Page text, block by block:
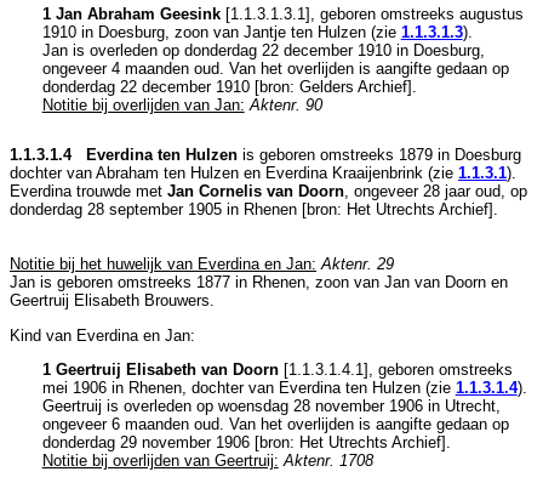
1 Jan Abraham Geesink[1.1.3.1.3.1], geboren omstreeks augustus
1910 in Doesburg, zoon van Jantje ten Hulzen (zie 1.1.3.1.3).
Jan is overleden op donderdag 22 december 1910 in Doesburg,
ongeveer 4 maanden oud. Van het overlijden is aangifte gedaan op
donderdag 22 december 1910 [bron: Gelders Archief].
Notitie bij overlijden van Jan: Aktenr. 90
1.1.3.1.4 Everdina ten Hulzen is geboren omstreeks 1879 in Doesburg
dochter van Abraham ten Hulzen en Everdina Kraaijenbrink (zie 1.1.3.1).
Everdina trouwde met Jan Cornelis van Doorn, ongeveer 28 jaar oud, op
donderdag 28 september 1905 in Rhenen [bron: Het Utrechts Archief].
Notitie bij het huwelijk van Everdina en Jan: Aktenr. 29
Jan is geboren omstreeks 1877 in Rhenen, zoon van Jan van Doorn en
Geertruij Elisabeth Brouwers.
Kind van Everdina en Jan:
1 Geertruij Elisabeth van Doorn[1.1.3.1.4.1 ], geboren omstreeks
mei 1906 in Rhenen, dochter van Everdina ten Hulzen (zie 1.1.3.1.4).
Geertruij is overleden op woensdag 28 november 1906 in Utrecht,
ongeveer 6 maanden oud. Van het overlijden is aangifte gedaan op
donderdag 29 november 1906 [bron: Het Utrechts Archief].
Notitie bij overlijden van Geertruij: Aktenr. 1708